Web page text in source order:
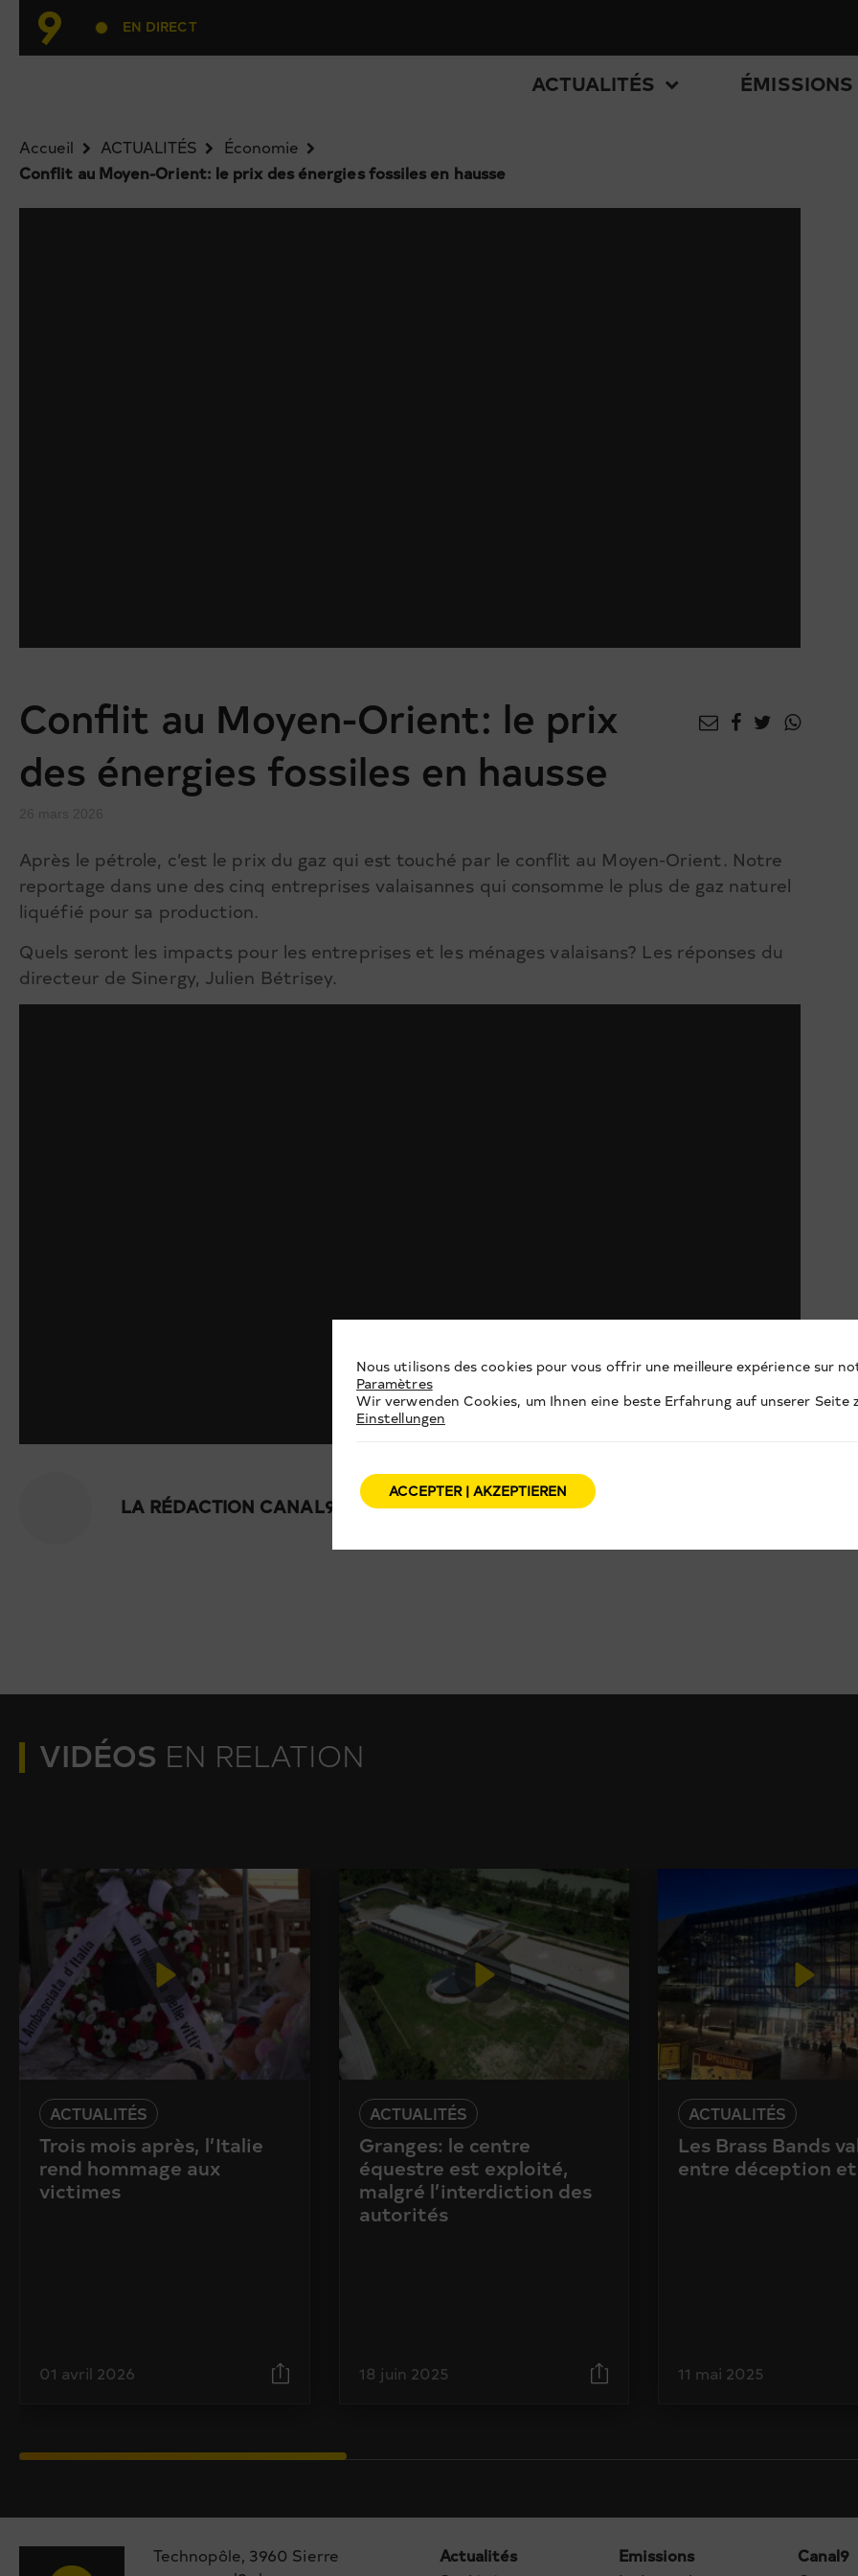
EN DIRECT
ACTUALITÉS ÉMISSIONS
Accueil ACTUALITÉS
Économie
Conflit au Moyen-Orient: le prix des énergies fossiles en hausse
Conflit au Moyen-Orient: le prix
des énergies fossiles en hausse
Après le pétrole, c’est le prix du gaz qui est touché par le conflit au Moyen-Orient. Notre
reportage dans une des cinq entreprises valaisannes qui consomme le plus de gaz naturel
liquéfié pour sa production.
Quels seront les impacts pour les entreprises et les ménages valaisans? Les réponses du
directeur de Sinergy, Julien Bétrisey.
LA RÉDACTION CANAL9 | DIE REDAKTION KANAL9
VIDÉOS EN RELATION
ACTUALITÉS
Trois mois après, l’Italie
rend hommage aux
victimes
01 avril 2026
ACTUALITÉS
Granges: le centre
équestre est exploité,
malgré l’interdiction des
autorités
18 juin 2025
ACTUALITÉS
Les Brass Bands
entre déception
11 mai 2025
Technopôle, 3960 Sierre
Actualités
Emissions
Canal9
Nous utilisons des cookies pour vous offrir une meilleure expérience sur
Paramètres
Wir verwenden Cookies, um Ihnen eine beste Erfahrung auf unserer Seite
Einstellungen
ACCEPTER | AKZEPTIEREN